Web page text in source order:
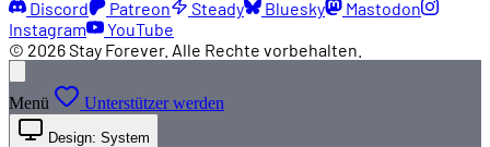
Discord Patreon Steady Bluesky
Mastodon
Instagram
YouTube
© 2026 Stay Forever. Alle Rechte vorbehalten.
Menü Unterstützer werden
Design: System